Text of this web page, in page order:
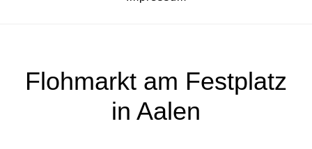
Flohmarkt am Festplatz
in Aalen